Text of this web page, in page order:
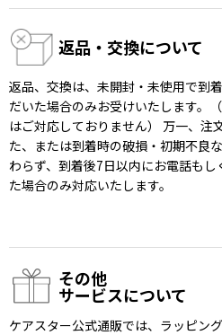
返品・交換について
返品、交換は、未開封・未使用で到
だいた場合のみお受けいたします。
はご対応しておりません） 万一、注
た、または到着時の破損・初期不良
わらず、到着後7日以内にお電話も
た場合のみ対応いたします。
その他
サービスについて
ケアスター公式通販では、ラッピン